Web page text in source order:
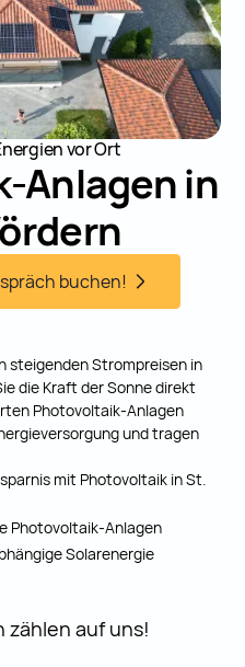
vor Ort
Anlagen in
buchen!
steigenden Strompreisen in
die Kraft der Sonne direkt
Photovoltaik-Anlagen
und tragen
mit Photovoltaik in St.
Photovoltaik-Anlagen
Solarenergie
zählen auf uns!